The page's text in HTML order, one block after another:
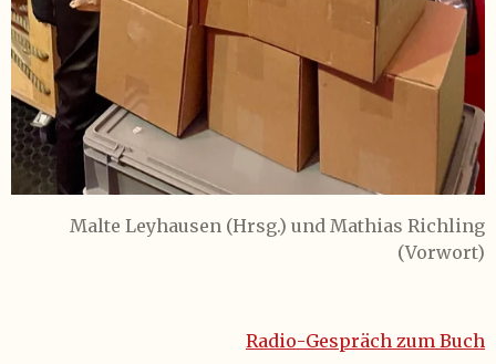
Malte Leyhausen (Hrsg.) und Mathias Richling
(Vorwort)
Radio-Gespräch zum Buch